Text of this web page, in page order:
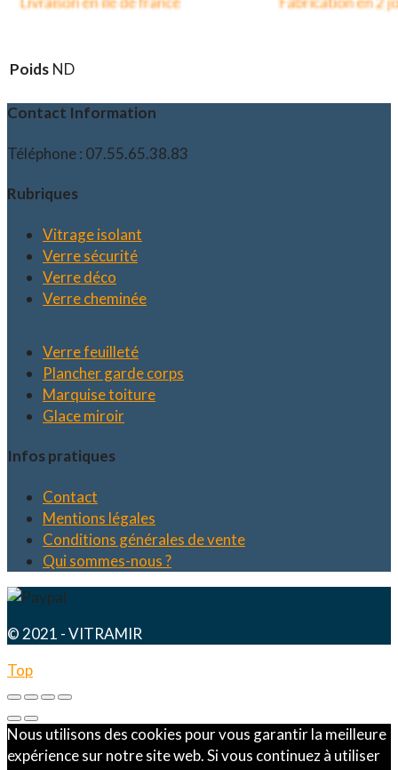
Poids ND
Contact Information
Téléphone : 07.55.65.38.83
Rubriques
Vitrage isolant
Verre sécurité
Verre déco
Verre cheminée
Verre feuilleté
Plancher garde corps
Marquise toiture
Glace miroir
Infos pratiques
Contact
Mentions légales
Conditions générales de vente
Qui sommes-nous ?
© 2021 - VITRAMIR
Top
Nous utilisons des cookies pour vous garantir la meilleure
expérience sur notre site web. Si vous continuez à utiliser